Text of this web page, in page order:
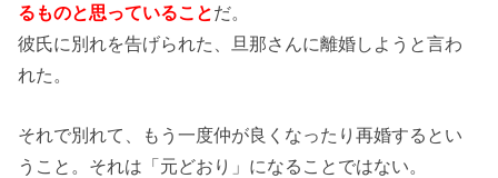
るものと思っていることだ。
彼氏に別れを告げられた、旦那さんに離婚しようと言わ
れた。
それで別れて、もう一度仲が良くなったり再婚するとい
うこと。それは「元どおり」になることではない。